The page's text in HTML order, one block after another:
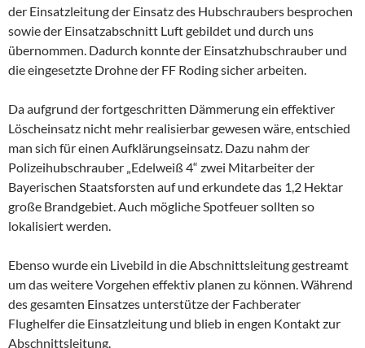
der Einsatzleitung der Einsatz des Hubschraubers besprochen
sowie der Einsatzabschnitt Luft gebildet und durch uns
übernommen. Dadurch konnte der Einsatzhubschrauber und
die eingesetzte Drohne der FF Roding sicher arbeiten.
Da aufgrund der fortgeschritten Dämmerung ein effektiver
Löscheinsatz nicht mehr realisierbar gewesen wäre, entschied
man sich für einen Aufklärungseinsatz. Dazu nahm der
Polizeihubschrauber „Edelweiß 4“ zwei Mitarbeiter der
Bayerischen Staatsforsten auf und erkundete das 1,2 Hektar
große Brandgebiet. Auch mögliche Spotfeuer sollten so
lokalisiert werden.
Ebenso wurde ein Livebild in die Abschnittsleitung gestreamt
um das weitere Vorgehen effektiv planen zu können. Während
des gesamten Einsatzes unterstütze der Fachberater
Flughelfer die Einsatzleitung und blieb in engen Kontakt zur
Abschnittsleitung.